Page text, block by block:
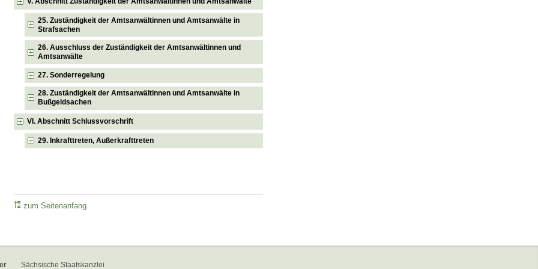
25. Zuständigkeit der Amtsanwältinnen und Amtsanwälte in
Strafsachen
26. Ausschluss der Zuständigkeit der Amtsanwältinnen und
Amtsanwälte
27. Sonderregelung
28. Zuständigkeit der Amtsanwältinnen und Amtsanwälte in
Bußgeldsachen
VI. Abschnitt Schlussvorschrift
29. Inkrafttreten, Außerkrafttreten
zum Seitenanfang
Sächsische Staatskanzlei